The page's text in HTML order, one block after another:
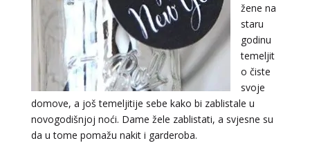
žene na
staru
godinu
temeljit
o čiste
svoje
domove, a još temeljitije sebe kako bi zablistale u
novogodišnjoj noći. Dame žele zablistati, a svjesne su
da u tome pomažu nakit i garderoba.
VESNA BURCSA
/ Kod 55
Tarot savjetnik je slobodan
TEHNIKE:tarot, psihološki razgovori
Broj tel: 064/600-600
tel:0,93€ - mob:1,12€ min